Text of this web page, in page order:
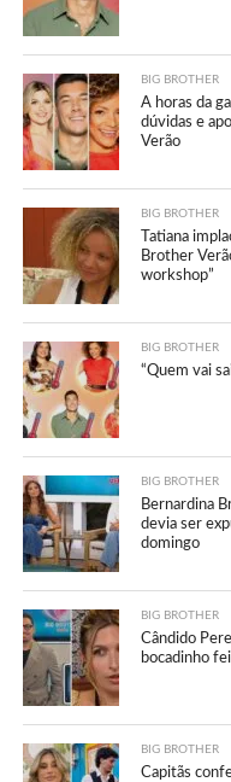
BIG BROTHER
A horas da
dúvidas e
Verão
BIG BROTHER
Tatiana
Brother
workshop”
BIG BROTHER
“Quem vai
BIG BROTHER
Bernardina
devia ser
domingo
BIG BROTHER
Cândido
bocadinho
BIG BROTHER
Capitãs